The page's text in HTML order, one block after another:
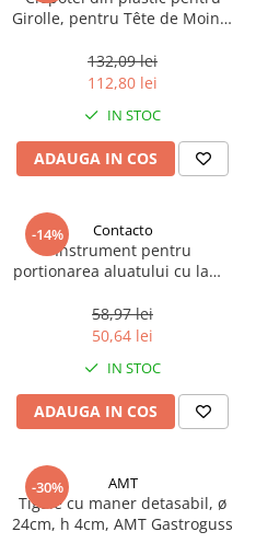
Girolle, pentru Tête de Moine,
132,09 lei
112,80 lei
IN STOC
ADAUGA IN COS
-14% Contacto
Instrument pentru
portionarea aluatului cu lama
buc
58,97 lei
50,64 lei
IN STOC
ADAUGA IN COS
-30% AMT
Tigaie cu maner detasabil, ø
24cm, h 4cm, AMT Gastroguss